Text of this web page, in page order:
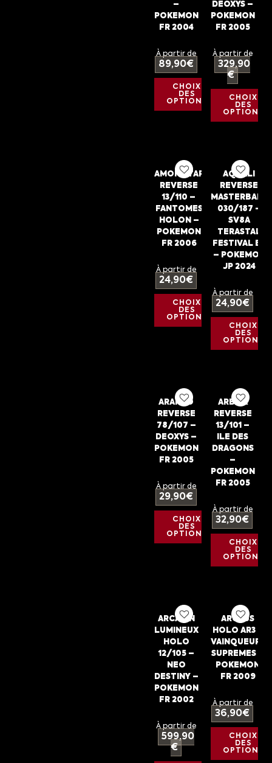
–
POKEMON
FR 2004
À partir de
89,90€
CHOIX
DES
OPTIONS
DEOXYS –
POKEMON
FR 2005
À partir de
329,90
€
CHOIX
DES
OPTIONS
AMONISTAR
REVERSE
13/110 –
FANTOMES
HOLON –
POKEMON
FR 2006
À partir de
24,90€
CHOIX
DES
OPTIONS
AQUALI
REVERSE
MASTERBALL
030/187 –
SV8A
TERASTAL
FESTIVAL EX
– POKEMON
JP 2024
À partir de
24,90€
CHOIX
DES
OPTIONS
ARAKDO
REVERSE
78/107 –
DEOXYS –
POKEMON
FR 2005
À partir de
29,90€
CHOIX
DES
OPTIONS
ARBOK
REVERSE
13/101 –
ILE DES
DRAGONS
–
POKEMON
FR 2005
À partir de
32,90€
CHOIX
DES
OPTIONS
ARCANIN
LUMINEUX
HOLO
12/105 –
NEO
DESTINY –
POKEMON
FR 2002
À partir de
599,90
€
ARCEUS
HOLO AR3 –
VAINQUEURS
SUPREMES –
POKEMON
FR 2009
À partir de
36,90€
CHOIX
DES
OPTIONS